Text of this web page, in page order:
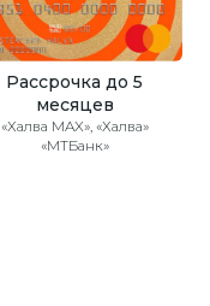
Рассрочка до 5
месяцев
«Халва MAX», «Халва»
«МТБанк»